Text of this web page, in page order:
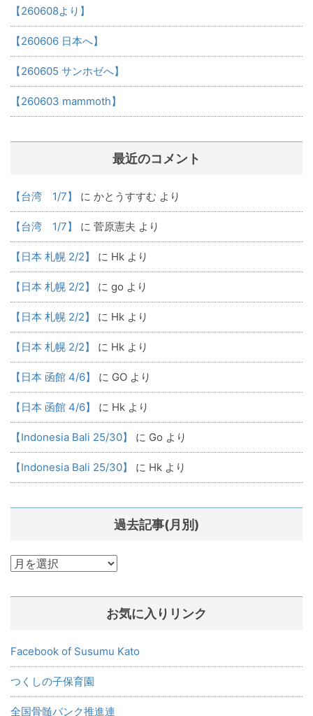
【260608より】
【260606 日本へ】
【260605 サンホゼへ】
【260603 mammoth】
最近のコメント
【台湾 1/7】 に かとうすすむ より
【台湾 1/7】 に 菅原憲夫 より
【日本 札幌 2/2】 に Hk より
【日本 札幌 2/2】 に go より
【日本 札幌 2/2】 に Hk より
【日本 札幌 2/2】 に Hk より
【日本 函館 4/6】 に GO より
【日本 函館 4/6】 に Hk より
【Indonesia Bali 25/30】 に Go より
【Indonesia Bali 25/30】 に Hk より
過去記事(月別)
過
記
別)
お気に入りリンク
Facebook of Susumu Kato
つくしの子保育園
全国骨髄バンク推進連